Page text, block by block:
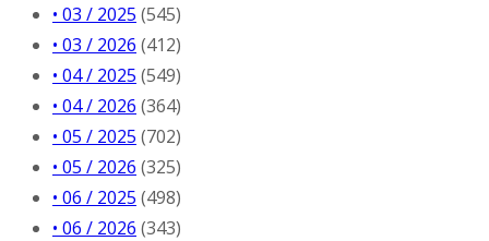
• 03 / 2025 (545)
• 03 / 2026 (412)
• 04 / 2025 (549)
• 04 / 2026 (364)
• 05 / 2025 (702)
• 05 / 2026 (325)
• 06 / 2025 (498)
• 06 / 2026 (343)